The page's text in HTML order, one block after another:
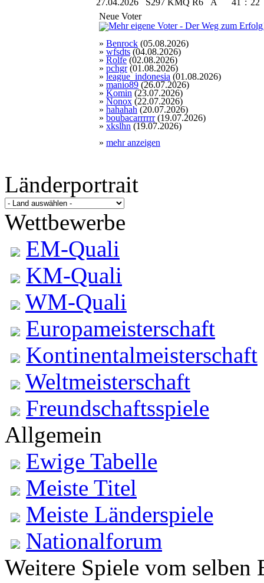
27.04.2026
S297 KMQ R6 A 41 : 22
Neue Voter
» Benrock (05.08.2026)
» wfsdts (04.08.2026)
» Rolfe (02.08.2026)
» pchgr(01.08.2026)
» league_indonesia (01.08.2026)
» manio89 (26.07.2026)
» Komin (23.07.2026)
» Nonox (22.07.2026)
» hahahah (20.07.2026)
» boubacarrrrrr(19.07.2026)
» xkslhn (19.07.2026)
» mehr anzeigen
Länderportrait
Wettbewerbe
EM-Quali
KM-Quali
WM-Quali
Europameisterschaft
Kontinentalmeisterschaft
Weltmeisterschaft
Freundschaftsspiele
Allgemein
Ewige Tabelle
Meiste Titel
Meiste Länderspiele
Nationalforum
Weitere Spiele vom